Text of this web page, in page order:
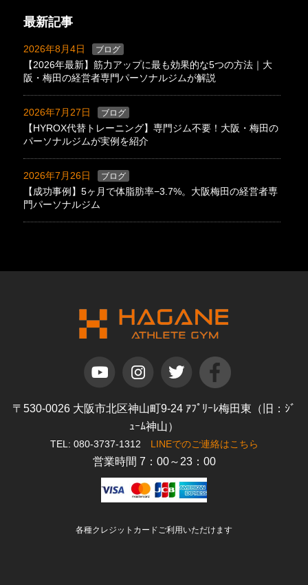
最新記事
2026年8月4日 ブログ
【2026年最新】筋力アップに最も効果的な5つの方法｜大
阪・梅田の経営者専門パーソナルジムが解説
2026年7月27日 ブログ
【HYROX代替トレーニング】専門ジム不要！大阪・梅田の
パーソナルジムが実例を紹介
2026年7月26日 ブログ
【成功事例】5ヶ月で体脂肪率−3.7%。大阪梅田の経営者専
門パーソナルジム
〒530-0026 大阪市北区神山町9-24 ｱﾌﾟﾘｰﾚ梅田東（旧：ｼﾞ
ｭｰﾑ神山）
TEL: 080-3737-1312 LINEでのご連絡はこちら
営業時間 7：00～23：00
各種クレジットカードご利用いただけます